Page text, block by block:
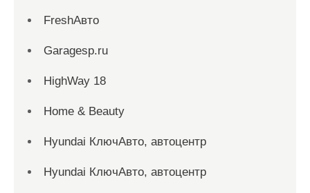
FreshАвто
Garagesp.ru
HighWay 18
Home & Beauty
Hyundai КлючАвто, автоцентр
Hyundai КлючАвто, автоцентр